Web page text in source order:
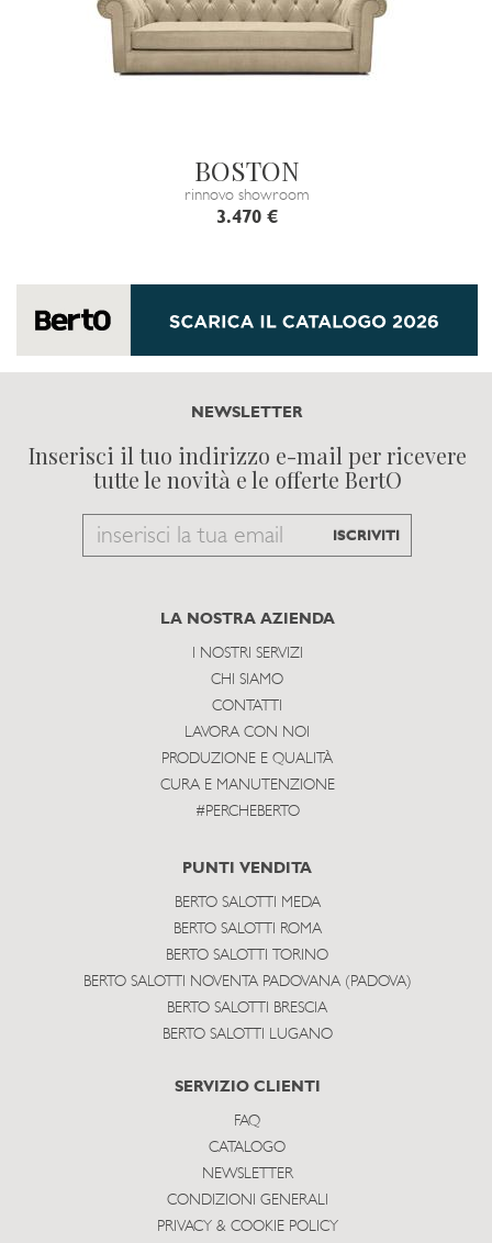
BOSTON
rinnovo showroom
3.470 €
NEWSLETTER
Inserisci il tuo indirizzo e-mail per ricevere
tutte le novità e le offerte BertO
Email
subscribe
ISCRIVITI
LA NOSTRA AZIENDA
I NOSTRI SERVIZI
CHI SIAMO
CONTATTI
LAVORA CON NOI
PRODUZIONE E QUALITÀ
CURA E MANUTENZIONE
#PERCHEBERTO
PUNTI VENDITA
BERTO SALOTTI MEDA
BERTO SALOTTI ROMA
BERTO SALOTTI TORINO
BERTO SALOTTI NOVENTA PADOVANA (PADOVA)
BERTO SALOTTI BRESCIA
BERTO SALOTTI LUGANO
SERVIZIO CLIENTI
FAQ
CATALOGO
NEWSLETTER
CONDIZIONI GENERALI
PRIVACY & COOKIE POLICY